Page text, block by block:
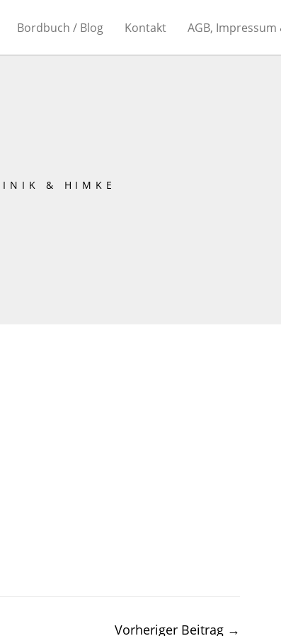
Bordbuch / Blog Kontakt AGB,
& HIMKE
Vorheriger Beitrag →